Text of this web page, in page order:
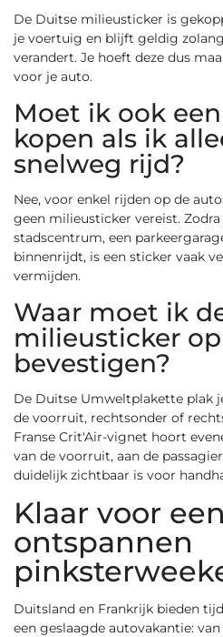
De Duitse milieusticker is
je voertuig en blijft geldig
verandert. Je hoeft deze dus
voor je auto.
Moet ik ook
kopen als ik
snelweg rijd?
Nee, voor enkel rijden op de
geen milieusticker vereist.
stadscentrum, een
binnenrijdt, is een sticker vaak
vermijden.
Waar moet ik
milieusticker
bevestigen?
De Duitse Umweltplakette plak
de voorruit, rechtsonder of
Franse Crit'Air-vignet hoort
van de voorruit, aan de
duidelijk zichtbaar is voor
Klaar voor een
ontspannen
Duitsland en Frankrijk bieden
een geslaagde autovakantie: